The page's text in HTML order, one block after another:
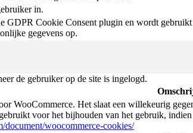
in.
GDPR Cookie Consent plugin en wordt
gegevens op.
de gebruiker op de site is ingelogd.
WooCommerce. Het slaat een willekeurig
voor het bijhouden van het gebruik,
document/woocommerce-cookies/